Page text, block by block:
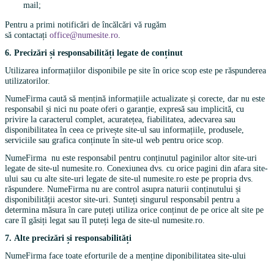
mail;
Pentru a primi notificări de încălcări vă rugăm
să contactați office@numesite.ro.
6. Precizări și responsabilități legate de conținut
Utilizarea informațiilor disponibile pe site în orice scop este pe răspunderea
utilizatorilor.
NumeFirma caută să mențină informațiile actualizate și corecte, dar nu este
responsabil și nici nu poate oferi o garanție, expresă sau implicită, cu
privire la caracterul complet, acuratețea, fiabilitatea, adecvarea sau
disponibilitatea în ceea ce privește site-ul sau informațiile, produsele,
serviciile sau grafica conținute în site-ul web pentru orice scop.
NumeFirma nu este responsabil pentru conținutul paginilor altor site-uri
legate de site-ul numesite.ro. Conexiunea dvs. cu orice pagini din afara site-
ului sau cu alte site-uri legate de site-ul numesite.ro este pe propria dvs.
răspundere. NumeFirma nu are control asupra naturii conținutului și
disponibilității acestor site-uri. Sunteți singurul responsabil pentru a
determina măsura în care puteți utiliza orice conținut de pe orice alt site pe
care îl găsiți legat sau îl puteți lega de site-ul numesite.ro.
7. Alte precizări și responsabilități
NumeFirma face toate eforturile de a menține diponibilitatea site-ului